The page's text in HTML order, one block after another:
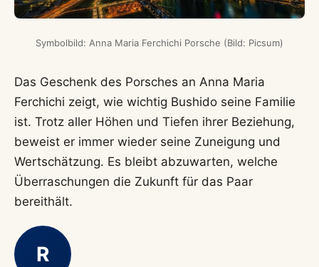
Symbolbild: Anna Maria Ferchichi Porsche (Bild: Picsum)
Das Geschenk des Porsches an Anna Maria
Ferchichi zeigt, wie wichtig Bushido seine Familie
ist. Trotz aller Höhen und Tiefen ihrer Beziehung,
beweist er immer wieder seine Zuneigung und
Wertschätzung. Es bleibt abzuwarten, welche
Überraschungen die Zukunft für das Paar
bereithält.
R